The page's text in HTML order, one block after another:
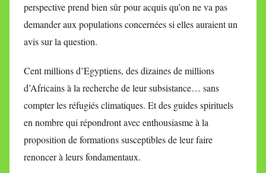
perspective prend bien sûr pour acquis qu’on ne va pas
demander aux populations concernées si elles auraient un
avis sur la question.
Cent millions d’Egyptiens, des dizaines de millions
d’Africains à la recherche de leur subsistance… sans
compter les réfugiés climatiques. Et des guides spirituels
en nombre qui répondront avec enthousiasme à la
proposition de formations susceptibles de leur faire
renoncer à leurs fondamentaux.